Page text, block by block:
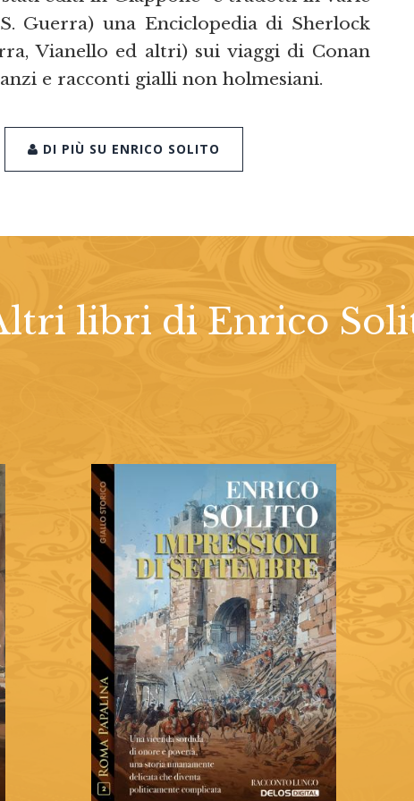
Guerra) una Enciclopedia di Sherlock
Vianello ed altri) sui viaggi di Conan
e racconti gialli non holmesiani.
DI PIÙ SU ENRICO SOLITO
libri di Enrico